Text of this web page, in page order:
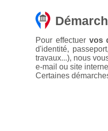
Pour effectuer vos
d'identité,
travaux...), nous
e-mail ou site
Certaines